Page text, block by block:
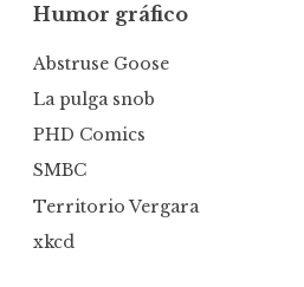
Humor gráfico
Abstruse Goose
La pulga snob
PHD Comics
SMBC
Territorio Vergara
xkcd